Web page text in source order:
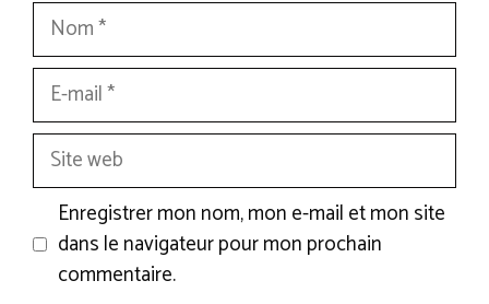
Nom
mail
Site
web
Enregistrer mon nom, mon e-mail et mon site
dans le navigateur pour mon prochain
commentaire.